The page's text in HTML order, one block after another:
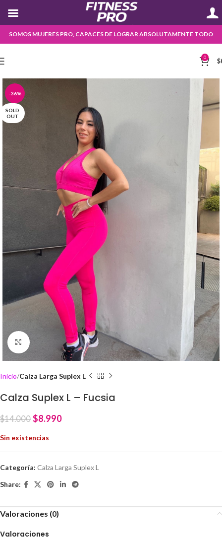
SOMOS MUJERES PRO, CAPACES DE LOGRAR ABSOLUTAMENTE TODO
0 $
-36%
SOLD
OUT
Click to enlarge
Inicio Calza Larga Suplex L
Calza Suplex L – Fucsia
$14.000 $8.990
Sin existencias
Categoría: Calza Larga Suplex L
Share:
Valoraciones (0)
Valoraciones